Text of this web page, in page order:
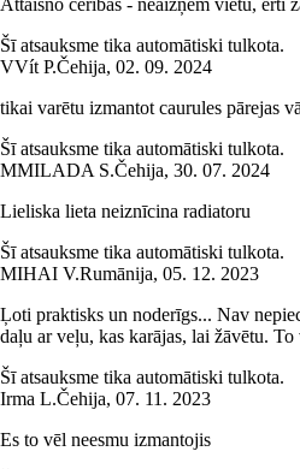
Attaisno cerības - neaizņem vietu, ērti
Šī atsauksme tika automātiski tulkota.
VVít P.Čehija, 02. 09. 2024
tikai varētu izmantot caurules pārejas
Šī atsauksme tika automātiski tulkota.
MMILADA S.Čehija, 30. 07. 2024
Lieliska lieta neiznīcina radiatoru
Šī atsauksme tika automātiski tulkota.
MIHAI V.Rumānija, 05. 12. 2023
Ļoti praktisks un noderīgs... Nav
daļu ar veļu, kas karājas, lai žāvētu.
Šī atsauksme tika automātiski tulkota.
Irma L.Čehija, 07. 11. 2023
Es to vēl neesmu izmantojis